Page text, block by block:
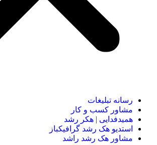
رسانه تبلیغات
مشاور کسب و کار
همیدفدایی | هکر رشد
استدیو هک رشد گرافیکباز
مشاور هک رشد راشد